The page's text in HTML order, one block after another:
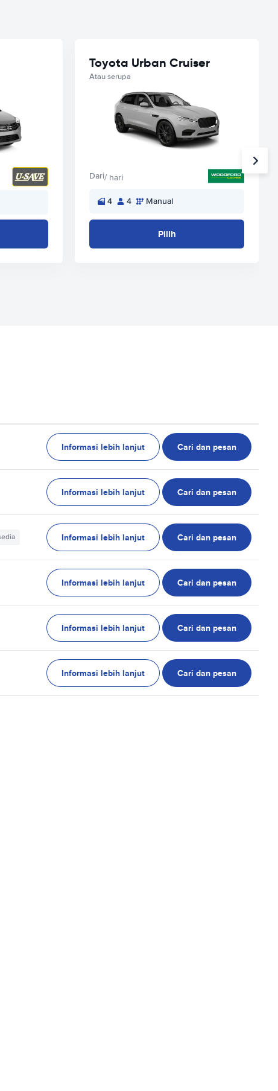
Toyota Urban Cruiser
Atau serupa
Dari/ hari
4 4 Manual
Pilih
Informasi lebih lanjut Cari dan pesan
Informasi lebih lanjut Cari dan pesan
Informasi lebih lanjut Cari dan pesan
Informasi lebih lanjut Cari dan pesan
Informasi lebih lanjut Cari dan pesan
Informasi lebih lanjut Cari dan pesan